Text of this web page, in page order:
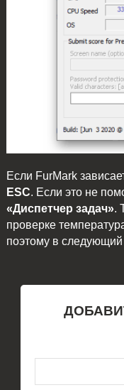
Если FurMark
ESC. Если это не
«Диспетчер задач».
проверке
поэтому в следующий